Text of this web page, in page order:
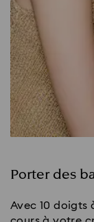
Porter des
Avec 10 doigts